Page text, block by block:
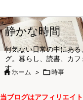
静かな時間
何気ない日常の中にあ
グ。暮らし、読書、カ
す。
ホーム > 時事
当ブログはアフィリエイ